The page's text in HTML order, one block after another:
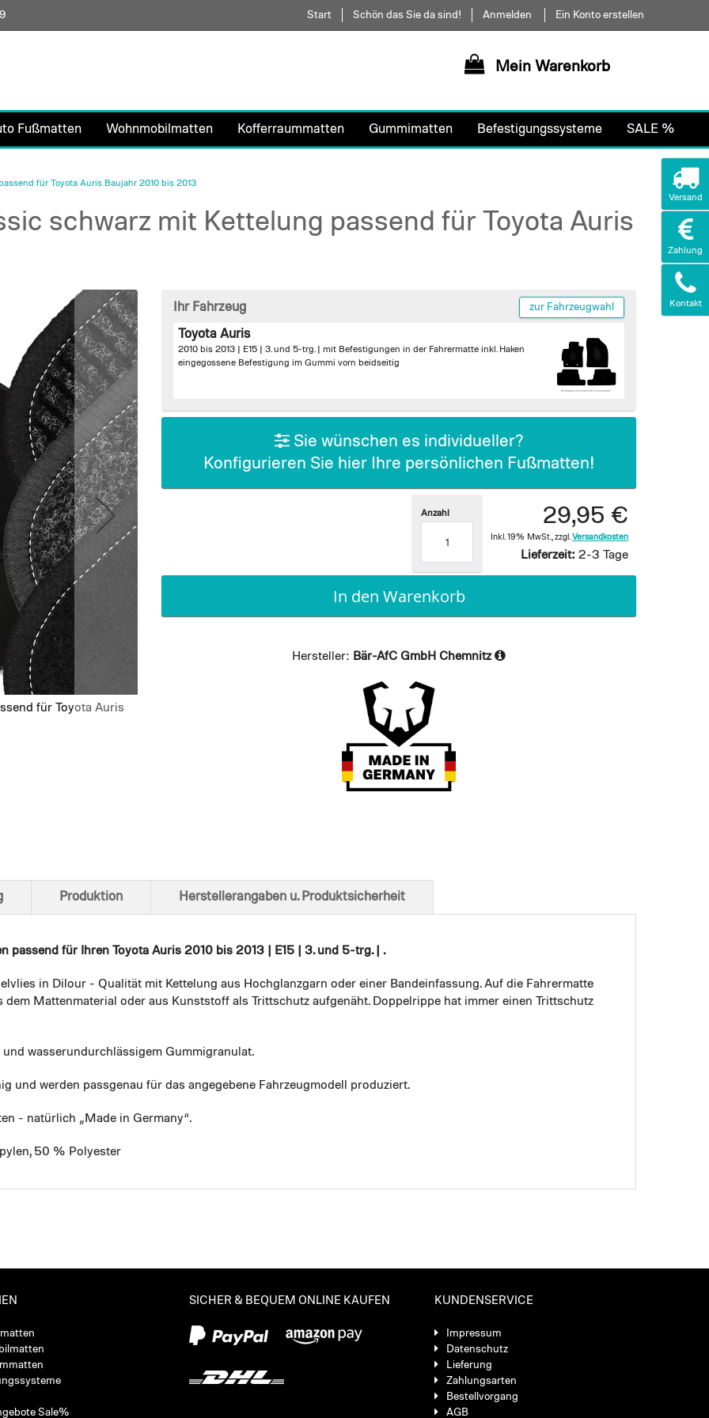
Direkt
zum
Start Schön das Sie da sind! Anmelden Ein Konto erstellen
Mein Warenkorb
Fußmatten Wohnmobilmatten Kofferraummatten Gummimatten Befestigungssysteme SALE %
für Toyota Auris Baujahr 2010 bis 2013
schwarz mit Kettelung passend für Toyota Auris
für Toyota Auris
Ansicht von unten
Ihr Fahrzeug zur Fahrzeugwahl
Toyota Auris
2010 bis 2013 | E15 | 3. und 5-trg. | mit Befestigungen in der Fahrermatte inkl. Haken
eingegossene Befestigung im Gummi vorn beidseitig
Sie wünschen es individueller?
Konfigurieren Sie hier Ihre persönlichen Fußmatten!
29,95 €
Inkl. 19% MwSt. zzgl. Versandkosten
Lieferzeit: 2-3 Tage
Anzahl
In den Warenkorb
Hersteller: Bär-AfC GmbH Chemnitz
passend für Ihren Toyota Auris 2010 bis 2013 | E15 | 3. und 5-trg. | .
in Dilour - Qualität mit Kettelung aus Hochglanzgarn oder einer Bandeinfassung. Auf die Fahrermatte
Mattenmaterial oder aus Kunststoff als Trittschutz aufgenäht. Doppelrippe hat immer einen Trittschutz
wasserundurchlässigem Gummigranulat.
und werden passgenau für das angegebene Fahrzeugmodell produziert.
- natürlich „Made in Germany“.
50 % Polyester
Produktion Herstellerangaben u. Produktsicherheit
Sale%
SICHER & BEQUEM ONLINE KAUFEN KUNDENSERVICE
Impressum
Datenschutz
Lieferung
Zahlungsarten
Bestellvorgang
AGB
Versand
Zahlung
Kontakt